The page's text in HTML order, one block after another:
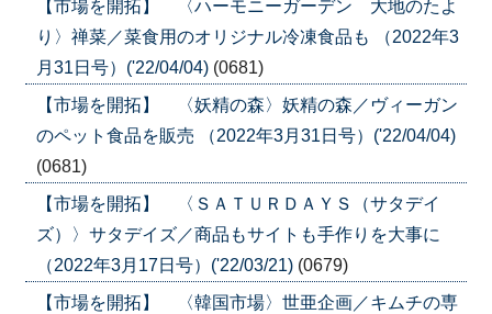
【市場を開拓】 〈ハーモニーガーデン 大地のたよ
り〉禅菜／菜食用のオリジナル冷凍食品も （2022年3
月31日号）('22/04/04) (0681)
【市場を開拓】 〈妖精の森〉妖精の森／ヴィーガン
のペット食品を販売 （2022年3月31日号）('22/04/04)
(0681)
【市場を開拓】 〈ＳＡＴＵＲＤＡＹＳ（サタデイ
ズ）〉サタデイズ／商品もサイトも手作りを大事に
（2022年3月17日号）('22/03/21) (0679)
【市場を開拓】 〈韓国市場〉世亜企画／キムチの専